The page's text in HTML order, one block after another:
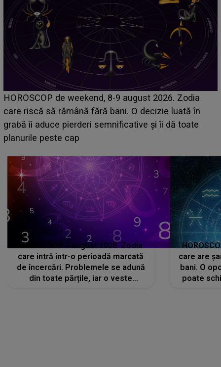
Emanuel a ținut ACEST DETALIU ASCUNS până
acum! În fața Alexandrei, concurentul din Casa Iubirii
face o MĂRTURISIRE NEAȘTEPTATĂ despre mama
sa: "I-am spus și ei în față, eu nu te iubesc pentru
HOROSCOP 7 august 2026. Zodia
care intră într-o perioadă marcată
de încercări. Problemele se adună
din toate părțile, iar o veste
care are
bani. O
poate